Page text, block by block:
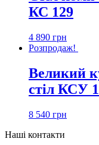
КС 129
4 890 грн
Розпродаж!
Великий
стіл КСУ
8 540 грн
Наші контакти